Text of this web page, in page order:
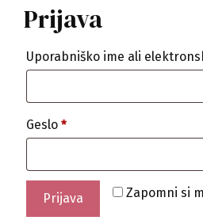
Prijava
Uporabniško ime ali
Geslo *Zahtevano
Zapomni si
Prijava